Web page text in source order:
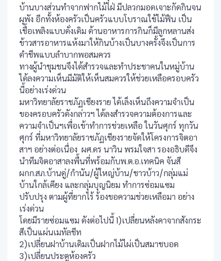
บ้านบางส่วนทำจากฟากไม้ไฝ่ มีปลวกมอดเจาะกัดกินจน
ผุพัง อีกทั้งห้องครัวเป็นครัวแบบโบราณใช้ไม้ฟืน เป็น
เชื้อเพลิงแบบดั่งเดิม ด้านอาหารการกินก็มีลูกหลานส่ง
ข้าวสารอาหารแห้งมาให้กินบ้างเป็นบางครั้งจึงเป็นการ
ดำชีพแบบลำบากพอสมควร
ทางผู้นำชุมชนจึงได้สำรวจและทำประชาคนในหมู่บ้าน
ได้ลงความเห็นมีมัติให้เห็นสมควรให้ช่วยเหลือครอบครัว
นี้อย่างเร่งด่วน
มหาวิทยาลัยราชภัฏเชียงราย ได้เล็งเห็นถึงความจำเป็น
ของครอบครัวดังกล่าวฯ ได้ลงสำรวจความต้องการและ
ความจำเป็นฯเพื่อเข้าทำการช่วยเหลือ ในวันศุกร์ ทุกวัน
ศุกร์ ที่มหาวิทยาลัยราชภัฏเชียงรายจัดให้โครงการจิตอา
สาฯ อย่างต่อเนื่อง ผศ.ดร นาวิน พรมใจสา รองอธิบดีจึง
นำทีมจิตอาสาลงพื้นที่พร้อมกับพ.ต.อ.เทคนิค จันสี
ผกก.สภ.บ้านดู่/กำนัน/ผู้ใหญ่บ้าน/ชาวบ้าว/กลุ่มแม่
บ้านใกล้เคียง และกลุ่มบุญนิยม ทำการซ่อมแซม
ปรับปรุง ตามผู้ที่ยากไร้ ร้องขอความช่วยเหลือมา อย่าง
เร่งด่วน
โดยมีรายซ่อมแซม ดังต่อไปนี้ 1)เปลี่ยนหลังคาจากสังกระ
สีเป็นแผ่นเมทัลชีท
2)เปลี่ยนฝาบ้านเดิมเป็นฝากไม้ไผ่เป็นสมาชบอด
3)เปลี่ยนประตูห้องครัว